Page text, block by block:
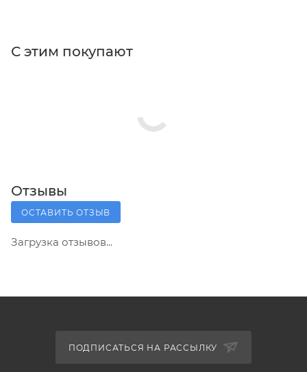
С этим покупают
Отзывы
ОСТАВИТЬ ОТЗЫВ
Загрузка отзывов...
ПОДПИСАТЬСЯ НА РАССЫЛКУ